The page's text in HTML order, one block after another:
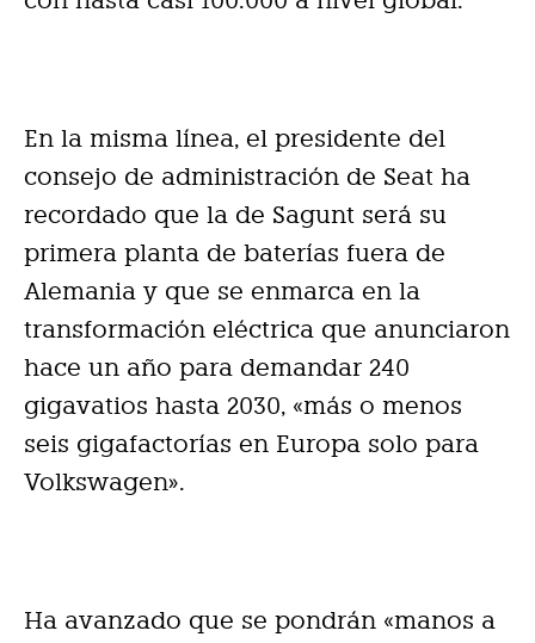
En la misma línea, el presidente del
consejo de administración de Seat ha
recordado que la de Sagunt será su
primera planta de baterías fuera de
Alemania y que se enmarca en la
transformación eléctrica que anunciaron
hace un año para demandar 240
gigavatios hasta 2030, «más o menos
seis gigafactorías en Europa solo para
Volkswagen».
Ha avanzado que se pondrán «manos a